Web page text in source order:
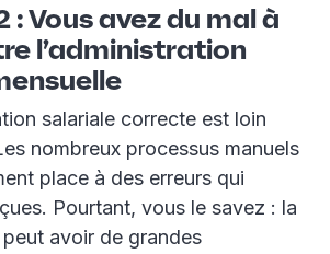
: Vous avez du mal à
l’administration
salariale correcte est loin
nombreux processus manuels
place à des erreurs qui
Pourtant, vous le savez : la
avoir de grandes